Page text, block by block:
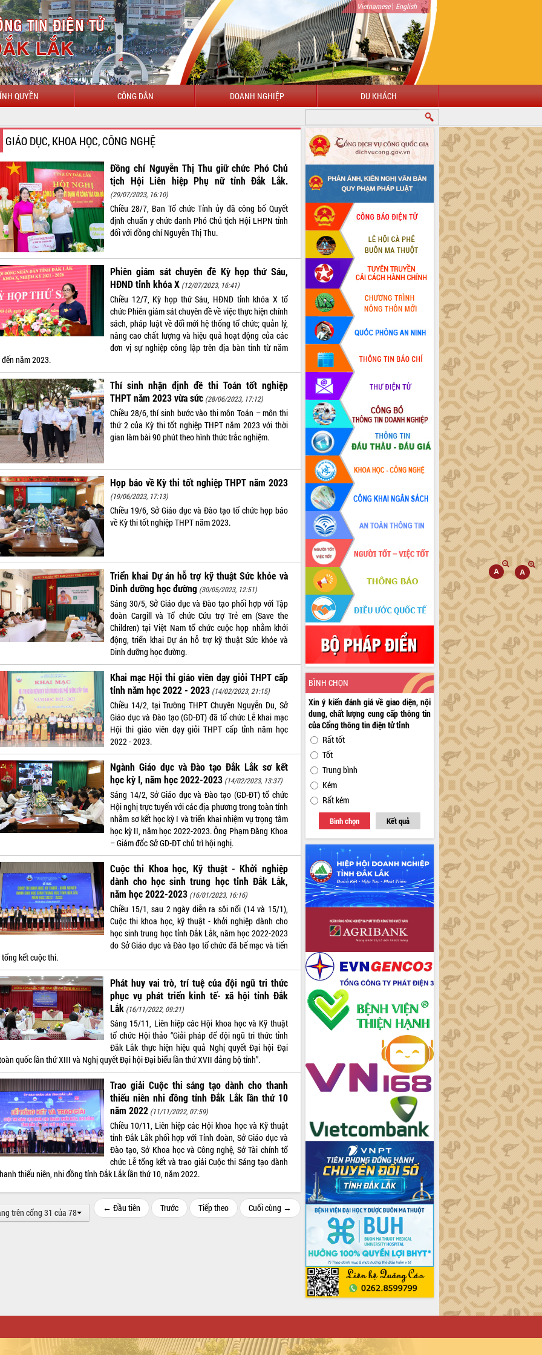
Vietnamese| English
QUYỀN CÔNG DÂN DOANH NGHIỆP DU KHÁCH
GIÁO DỤC, KHOA HỌC, CÔNG NGHỆ
Đồng chí Nguyễn Thị Thu giữ chức Phó Chủ
tịch Hội Liên hiệp Phụ nữ tỉnh Đắk Lắk.
(29/07/2023, 16:10)
Chiều 28/7, Ban Tổ chức Tỉnh ủy đã công bố Quyết
định chuẩn y chức danh Phó Chủ tịch Hội LHPN tỉnh
đối với đồng chí Nguyễn Thị Thu.
Phiên giám sát chuyên đề Kỳ họp thứ Sáu,
HĐND tỉnh khóa X (12/07/2023, 16:41)
Chiều 12/7, Kỳ họp thứ Sáu, HĐND tỉnh khóa X tổ
chức Phiên giám sát chuyên đề về việc thực hiện chính
sách, pháp luật về đổi mới hệ thống tổ chức; quản lý,
nâng cao chất lượng và hiệu quả hoạt động của các
đơn vị sự nghiệp công lập trên địa bàn tỉnh từ năm
năm 2023.
Thí sinh nhận định đề thi Toán tốt nghiệp
THPT năm 2023 vừa sức (28/06/2023, 17:12)
Chiều 28/6, thí sinh bước vào thi môn Toán – môn thi
thứ 2 của Kỳ thi tốt nghiệp THPT năm 2023 với thời
gian làm bài 90 phút theo hình thức trắc nghiệm.
Họp báo về Kỳ thi tốt nghiệp THPT năm 2023
(19/06/2023, 17:13)
Chiều 19/6, Sở Giáo dục và Đào tạo tổ chức họp báo
về Kỳ thi tốt nghiệp THPT năm 2023.
Triển khai Dự án hỗ trợ kỹ thuật Sức khỏe và
Dinh dưỡng học đường (30/05/2023, 12:51)
Sáng 30/5, Sở Giáo dục và Đào tạo phối hợp với Tập
đoàn Cargill và Tổ chức Cứu trợ Trẻ em (Save the
Children) tại Việt Nam tổ chức cuộc họp nhằm khởi
động, triển khai Dự án hỗ trợ kỹ thuật Sức khỏe và
Dinh dưỡng học đường.
Khai mạc Hội thi giáo viên dạy giỏi THPT cấp
tỉnh năm học 2022 - 2023 (14/02/2023, 21:15)
Chiều 14/2, tại Trường THPT Chuyên Nguyễn Du, Sở
Giáo dục và Đào tạo (GD-ĐT) đã tổ chức Lễ khai mạc
Hội thi giáo viên dạy giỏi THPT cấp tỉnh năm học
2022 - 2023.
Ngành Giáo dục và Đào tạo Đắk Lắk sơ kết
học kỳ I, năm học 2022-2023 (14/02/2023, 13:37)
Sáng 14/2, Sở Giáo dục và Đào tạo (GD-ĐT) tổ chức
Hội nghị trực tuyến với các địa phương trong toàn tỉnh
nhằm sơ kết học kỳ I và triển khai nhiệm vụ trọng tâm
học kỳ II, năm học 2022-2023. Ông Phạm Đăng Khoa
– Giám đốc Sở GD-ĐT chủ trì hội nghị.
Cuộc thi Khoa học, Kỹ thuật - Khởi nghiệp
dành cho học sinh trung học tỉnh Đắk Lắk,
năm học 2022-2023 (16/01/2023, 16:16)
Chiều 15/1, sau 2 ngày diễn ra sôi nổi (14 và 15/1),
Cuộc thi khoa học, kỹ thuật - khởi nghiệp dành cho
học sinh trung học tỉnh Đắk Lắk, năm học 2022-2023
do Sở Giáo dục và Đào tạo tổ chức đã bế mạc và tiến
kết cuộc thi.
Phát huy vai trò, trí tuệ của đội ngũ tri thức
phục vụ phát triển kinh tế- xã hội tỉnh Đắk
Lắk (16/11/2022, 09:21)
Sáng 15/11, Liên hiệp các Hội khoa học và Kỹ thuật
tổ chức Hội thảo “Giải pháp để đội ngũ tri thức tỉnh
Đắk Lắk thực hiện hiệu quả Nghị quyết Đại hội Đại
quốc lần thứ XIII và Nghị quyết Đại hội Đại biểu lần thứ XVII đảng bộ tỉnh”.
Trao giải Cuộc thi sáng tạo dành cho thanh
thiếu niên nhi đồng tỉnh Đắk Lắk lần thứ 10
năm 2022 (11/11/2022, 07:59)
Chiều 10/11, Liên hiệp các Hội khoa học và Kỹ thuật
tỉnh Đắk Lắk phối hợp với Tỉnh đoàn, Sở Giáo dục và
Đào tạo, Sở Khoa học và Công nghệ, Sở Tài chính tổ
chức Lễ tổng kết và trao giải Cuộc thi Sáng tạo dành
thiếu niên, nhi đồng tỉnh Đắk Lắk lần thứ 10, năm 2022.
trên cổng 31 của 78 ← Đầu tiên Trước Tiếp theo Cuối cùng →
BÌNH CHỌN
Xin ý kiến đánh giá về giao diện, nội
dung, chất lượng cung cấp thông tin
của Cổng thông tin điện tử tỉnh
Rất tốt
Tốt
Trung bình
Kém
Rất kém
Bình chọn Kết quả